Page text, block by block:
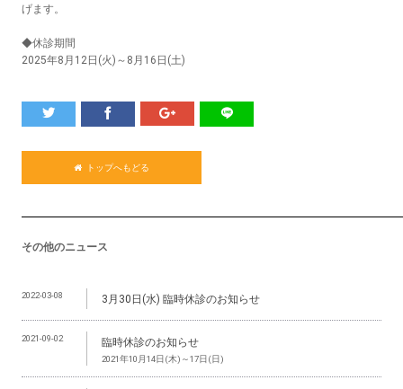
げます。
◆休診期間
2025年8月12日(火)～8月16日(土)
トップへもどる
その他のニュース
2022-03-08 3月30日(水) 臨時休診のお知らせ
2021-09-02 臨時休診のお知らせ
2021年10月14日(木)～17日(日)